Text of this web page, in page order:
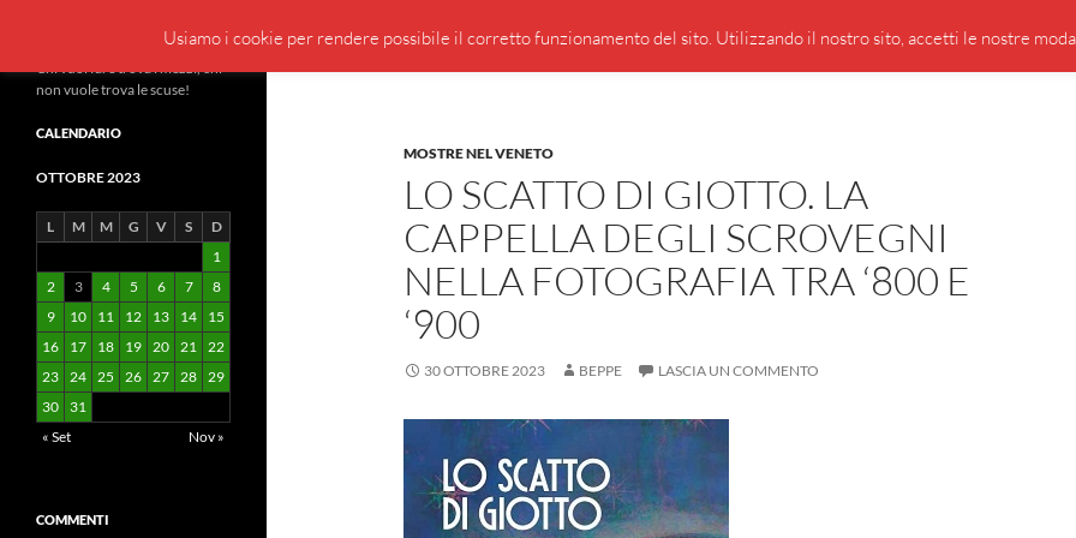
Vai
contenuto
PRESENTAZIONE DI GIUSEPPE BORSOI
MOSTRE NEL VENETO
LO SCATTO DI GIOTTO. LA
CAPPELLA DEGLI SCROVEGNI
NELLA FOTOGRAFIA TRA ‘800 E
‘900
30 OTTOBRE 2023 BEPPE LASCIA UN COMMENTO
Chi vuol fare trova i mezzi, chi
non vuole trova le scuse!
CALENDARIO
OTTOBRE 2023
L M M G V S
D
1
2
3 4 5 6 7
8
9
10 11 12 13 14
15
16
17 18 19 20 21 22
23 24 25 26 27 28 29
30
31
« Set
Nov »
COMMENTI
Usiamo i cookie per rendere possibile il corretto funzionamento del sito. Utilizzando il nostro sito, accetti le nostre